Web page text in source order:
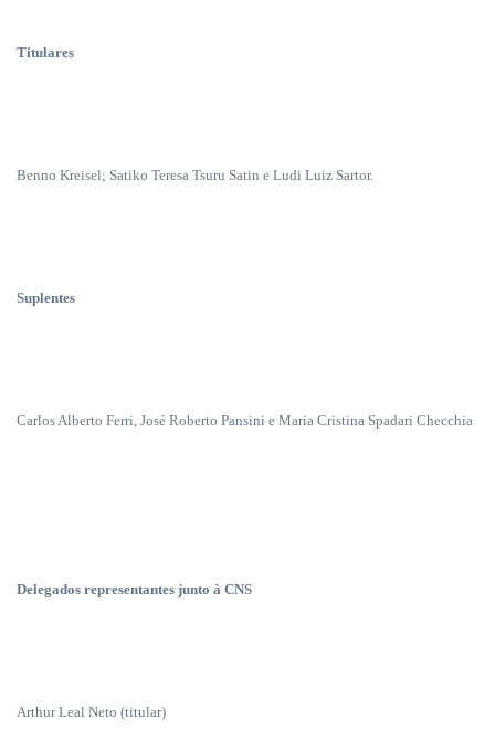
Titulares
Benno Kreisel; Satiko Teresa Tsuru Satin e Ludi Luiz Sartor.
Suplentes
Carlos Alberto Ferri, José Roberto Pansini e Maria Cristina Spadari Checchia
Delegados representantes junto à CNS
Arthur Leal Neto (titular)